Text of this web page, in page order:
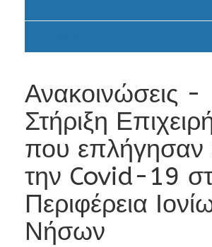
Ανακοινώσεις -
Στήριξη
που
την Covid-19
Περιφέρεια
Νήσων